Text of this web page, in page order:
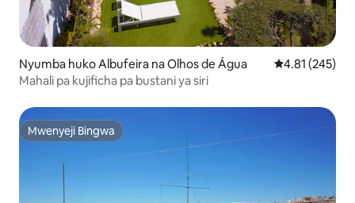
Nyumba huko Albufeira na Olhos de Água Ukadiriaji wa
4.81 (245)
Mahali pa kujificha pa bustani ya siri
Mwenyeji Bingwa
Mwenyeji Bingwa